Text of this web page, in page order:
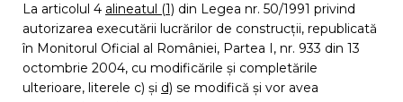
La articolul 4 alineatul (1) din Legea nr. 50/1991 privind
autorizarea executării lucrărilor de construcții, republicată
în Monitorul Oficial al României, Partea I, nr. 933 din 13
octombrie 2004, cu modificările și completările
ulterioare, literele c) și d) se modifică și vor avea